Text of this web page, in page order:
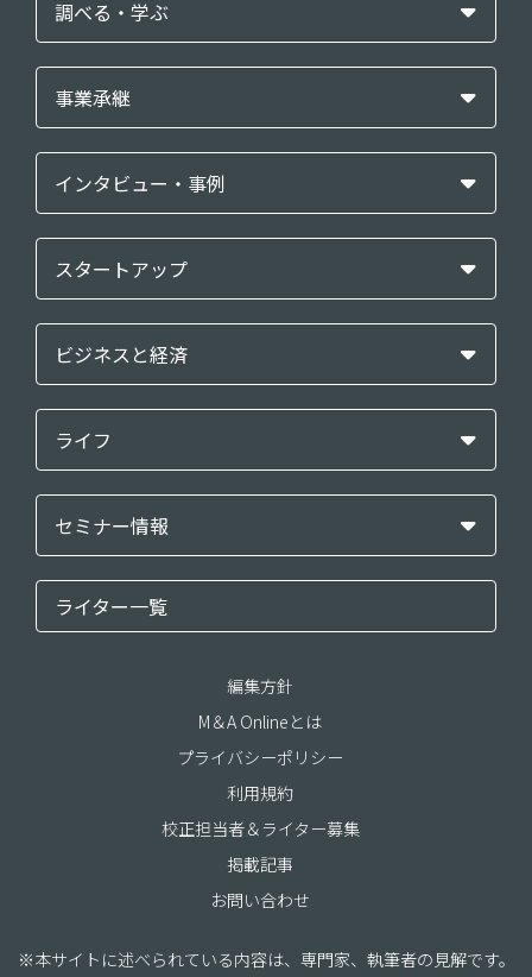
調べる・学ぶ
事業承継
インタビュー・事例
スタートアップ
ビジネスと経済
ライフ
セミナー情報
ライター一覧
編集方針
M＆A Onlineとは
プライバシーポリシー
利用規約
校正担当者＆ライター募集
掲載記事
お問い合わせ
※本サイトに述べられている内容は、専門家、執筆者の見解です。